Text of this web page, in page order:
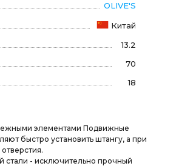
OLIVE'S
Китай
13.2
70
18
элементами Подвижные
быстро установить штангу, а при
стали - исключительно прочный